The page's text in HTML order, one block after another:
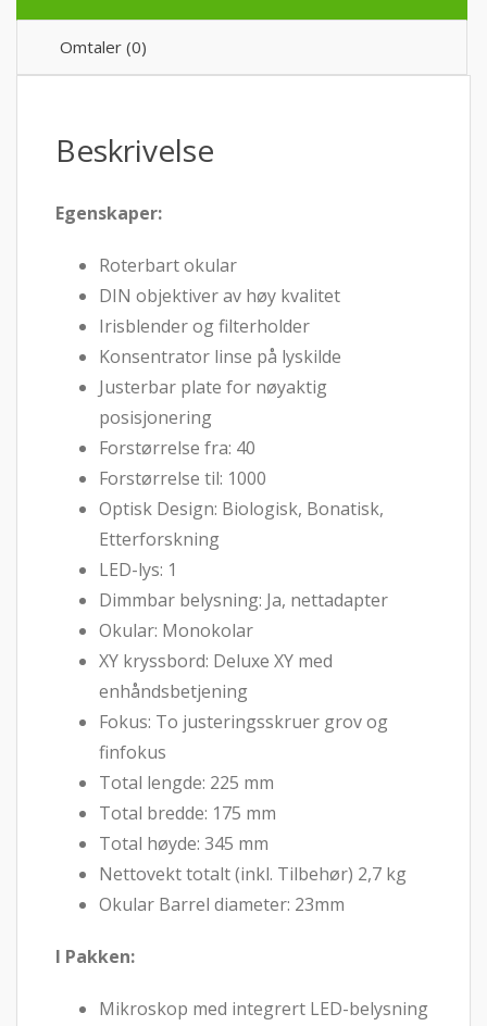
Omtaler (0)
Beskrivelse
Egenskaper:
Roterbart okular
DIN objektiver av høy kvalitet
Irisblender og filterholder
Konsentrator linse på lyskilde
Justerbar plate for nøyaktig
posisjonering
Forstørrelse fra: 40
Forstørrelse til: 1000
Optisk Design: Biologisk, Bonatisk,
Etterforskning
LED-lys: 1
Dimmbar belysning: Ja, nettadapter
Okular: Monokolar
XY kryssbord: Deluxe XY med
enhåndsbetjening
Fokus: To justeringsskruer grov og
finfokus
Total lengde: 225 mm
Total bredde: 175 mm
Total høyde: 345 mm
Nettovekt totalt (inkl. Tilbehør) 2,7 kg
Okular Barrel diameter: 23mm
I Pakken:
Mikroskop med integrert LED-belysning